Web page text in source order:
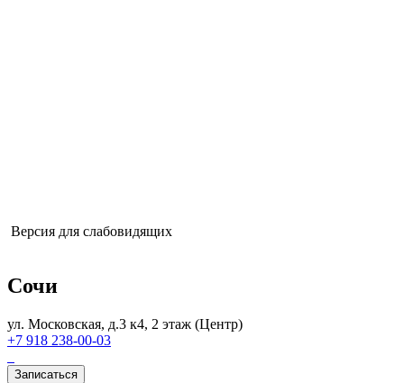
Версия для слабовидящих
Сочи
ул. Московская, д.3 к4, 2 этаж (Центр)
+7 918 238-00-03
Записаться